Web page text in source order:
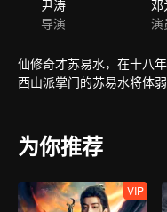
尹涛
导演
邓
演
仙修奇才苏易水，在十八
西山派掌门的苏易水将体
为你推荐
VIP